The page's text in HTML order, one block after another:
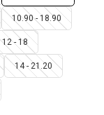
10.90 - 18.90
12 - 18
14 - 21.20